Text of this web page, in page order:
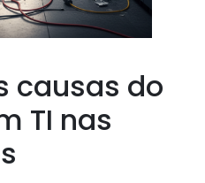
causas do
TI nas